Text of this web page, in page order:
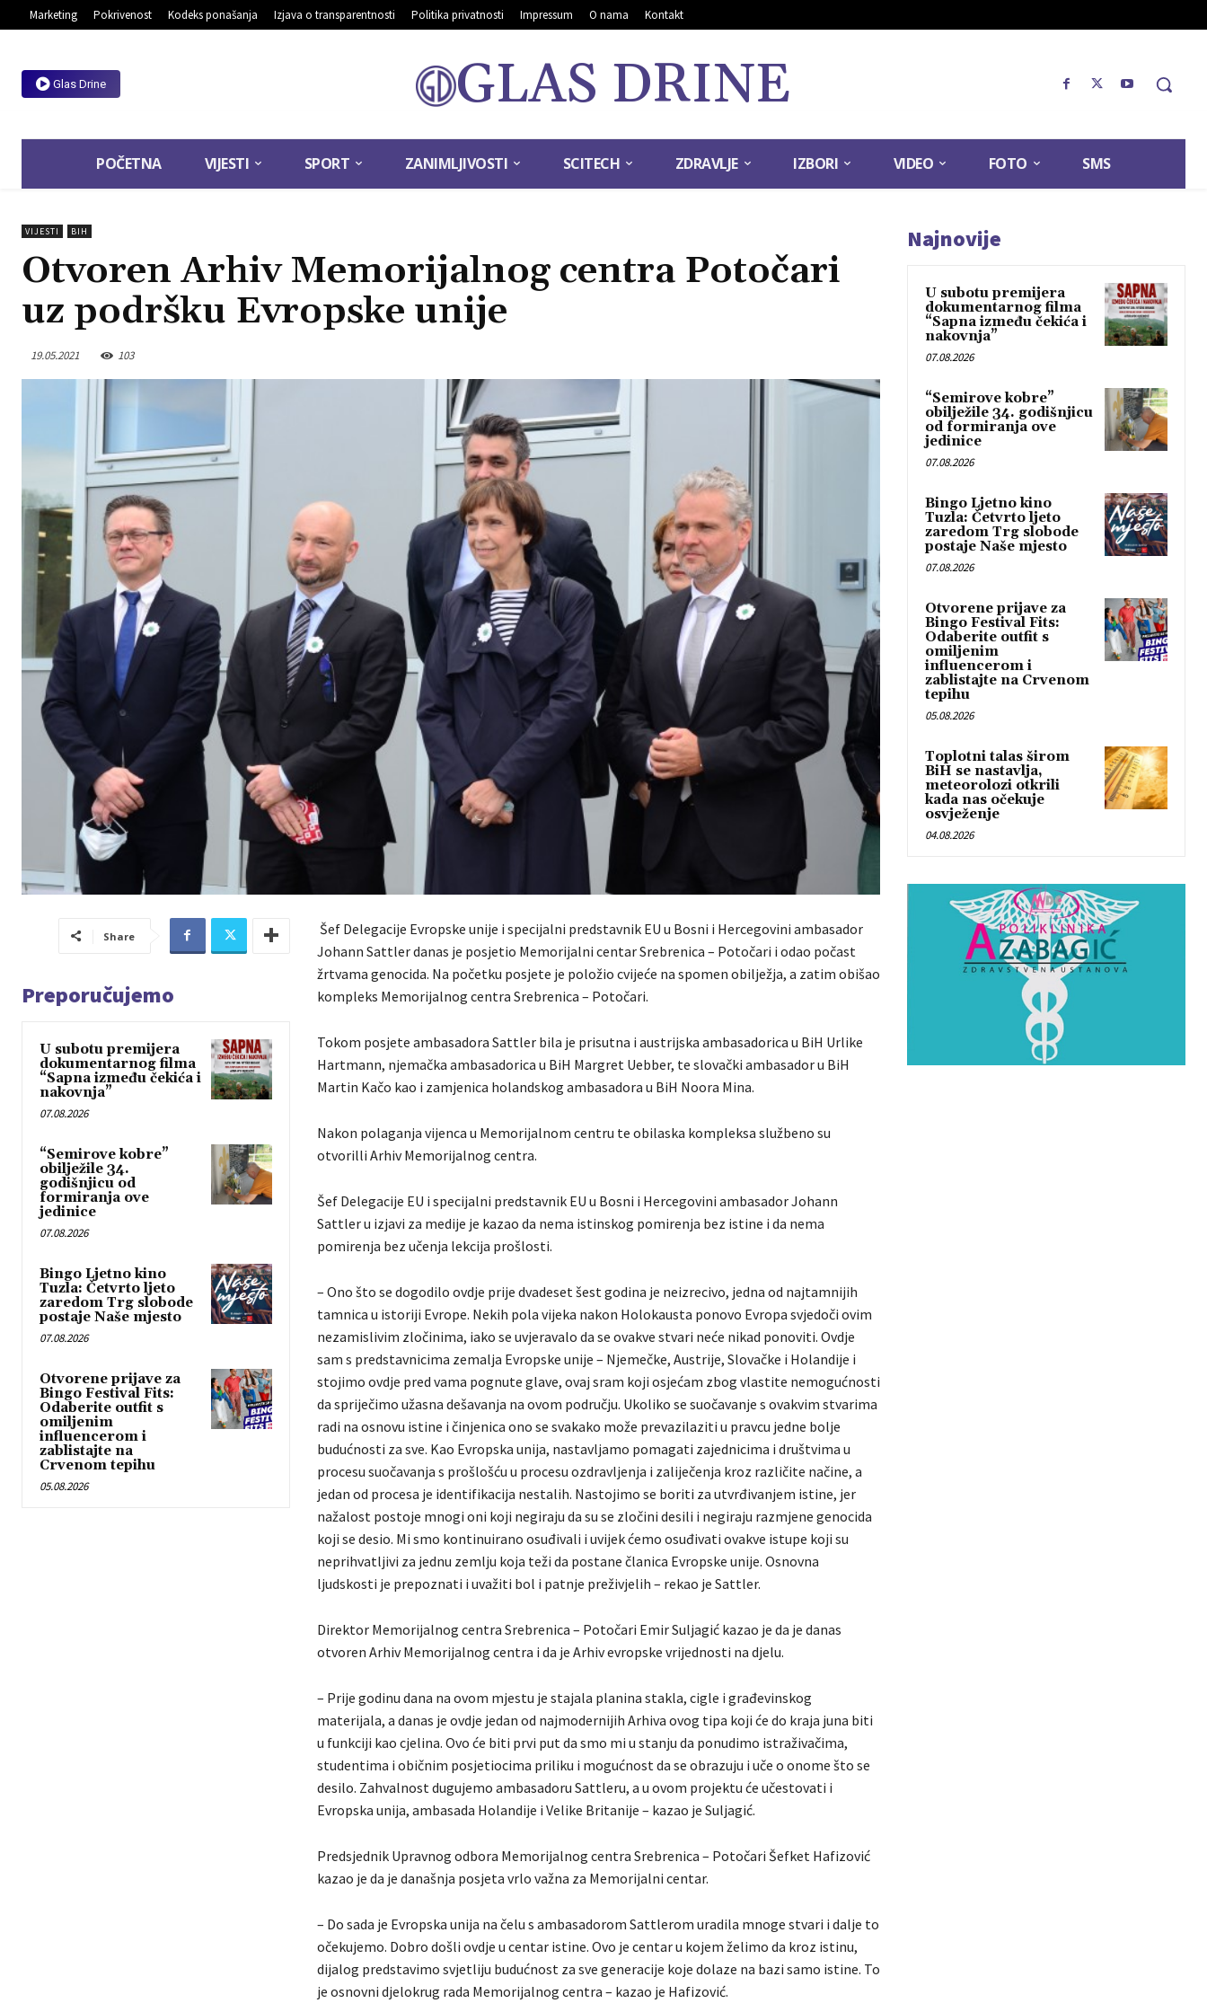
Marketing Pokrivenost Kodeks ponašanja Izjava o transparentnosti Politika privatnosti Impressum O nama Kontakt
Glas Drine GLAS DRINE
POČETNA VIJESTI SPORT ZANIMLJIVOSTI SCITECH ZDRAVLJE IZBORI VIDEO FOTO SMS
VIJESTI BIH
Otvoren Arhiv Memorijalnog centra Potočari
uz podršku Evropske unije
19.05.2021 103
Share
Preporučujemo
U subotu premijera
dokumentarnog filma
“Sapna između čekića i
nakovnja”
07.08.2026
“Semirove kobre”
obilježile 34.
godišnjicu od
formiranja ove
jedinice
07.08.2026
Bingo Ljetno kino
Tuzla: Četvrto ljeto
zaredom Trg slobode
postaje Naše mjesto
07.08.2026
Otvorene prijave za
Bingo Festival Fits:
Odaberite outfit s
omiljenim
influencerom i
zablistajte na
Crvenom tepihu
05.08.2026
Šef Delegacije Evropske unije i specijalni predstavnik EU u Bosni i Hercegovini ambasador
Johann Sattler danas je posjetio Memorijalni centar Srebrenica – Potočari i odao počast
žrtvama genocida. Na početku posjete je položio cvijeće na spomen obilježja, a zatim obišao
kompleks Memorijalnog centra Srebrenica – Potočari.
Tokom posjete ambasadora Sattler bila je prisutna i austrijska ambasadorica u BiH Urlike
Hartmann, njemačka ambasadorica u BiH Margret Uebber, te slovački ambasador u BiH
Martin Kačo kao i zamjenica holandskog ambasadora u BiH Noora Mina.
Nakon polaganja vijenca u Memorijalnom centru te obilaska kompleksa službeno su
otvorilli Arhiv Memorijalnog centra.
Šef Delegacije EU i specijalni predstavnik EU u Bosni i Hercegovini ambasador Johann
Sattler u izjavi za medije je kazao da nema istinskog pomirenja bez istine i da nema
pomirenja bez učenja lekcija prošlosti.
– Ono što se dogodilo ovdje prije dvadeset šest godina je neizrecivo, jedna od najtamnijih
tamnica u istoriji Evrope. Nekih pola vijeka nakon Holokausta ponovo Evropa svjedoči ovim
nezamislivim zločinima, iako se uvjeravalo da se ovakve stvari neće nikad ponoviti. Ovdje
sam s predstavnicima zemalja Evropske unije – Njemečke, Austrije, Slovačke i Holandije i
stojimo ovdje pred vama pognute glave, ovaj sram koji osjećam zbog vlastite nemogućnosti
da spriječimo užasna dešavanja na ovom području. Ukoliko se suočavanje s ovakvim stvarima
radi na osnovu istine i činjenica ono se svakako može prevazilaziti u pravcu jedne bolje
budućnosti za sve. Kao Evropska unija, nastavljamo pomagati zajednicima i društvima u
procesu suočavanja s prošlošću u procesu ozdravljenja i zaliječenja kroz različite načine, a
jedan od procesa je identifikacija nestalih. Nastojimo se boriti za utvrđivanjem istine, jer
nažalost postoje mnogi oni koji negiraju da su se zločini desili i negiraju razmjene genocida
koji se desio. Mi smo kontinuirano osuđivali i uvijek ćemo osuđivati ovakve istupe koji su
neprihvatljivi za jednu zemlju koja teži da postane članica Evropske unije. Osnovna
ljudskosti je prepoznati i uvažiti bol i patnje preživjelih – rekao je Sattler.
Direktor Memorijalnog centra Srebrenica – Potočari Emir Suljagić kazao je da je danas
otvoren Arhiv Memorijalnog centra i da je Arhiv evropske vrijednosti na djelu.
– Prije godinu dana na ovom mjestu je stajala planina stakla, cigle i građevinskog
materijala, a danas je ovdje jedan od najmodernijih Arhiva ovog tipa koji će do kraja juna biti
u funkciji kao cjelina. Ovo će biti prvi put da smo mi u stanju da ponudimo istraživačima,
studentima i običnim posjetiocima priliku i mogućnost da se obrazuju i uče o onome što se
desilo. Zahvalnost dugujemo ambasadoru Sattleru, a u ovom projektu će učestovati i
Evropska unija, ambasada Holandije i Velike Britanije – kazao je Suljagić.
Predsjednik Upravnog odbora Memorijalnog centra Srebrenica – Potočari Šefket Hafizović
kazao je da je današnja posjeta vrlo važna za Memorijalni centar.
– Do sada je Evropska unija na čelu s ambasadorom Sattlerom uradila mnoge stvari i dalje to
očekujemo. Dobro došli ovdje u centar istine. Ovo je centar u kojem želimo da kroz istinu,
dijalog predstavimo svjetliju budućnost za sve generacije koje dolaze na bazi samo istine. To
je osnovni djelokrug rada Memorijalnog centra – kazao je Hafizović.
Najnovije
U subotu premijera
dokumentarnog filma
“Sapna između čekića i
nakovnja”
07.08.2026
“Semirove kobre”
obilježile 34. godišnjicu
od formiranja ove
jedinice
07.08.2026
Bingo Ljetno kino
Tuzla: Četvrto ljeto
zaredom Trg slobode
postaje Naše mjesto
07.08.2026
Otvorene prijave za
Bingo Festival Fits:
Odaberite outfit s
omiljenim
influencerom i
zablistajte na Crvenom
tepihu
05.08.2026
Toplotni talas širom
BiH se nastavlja,
meteorolozi otkrili
kada nas očekuje
osvježenje
04.08.2026